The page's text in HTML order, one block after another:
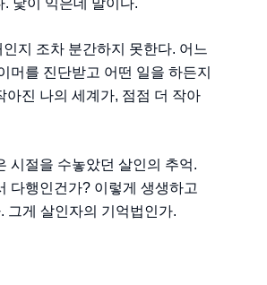
낯이 익은데 말이다.
지 조차 분간하지 못한다. 어느
머를 진단받고 어떤 일을 하든지
아진 나의 세계가, 점점 더 작아
시절을 수놓았던 살인의 추억.
다행인건가? 이렇게 생생하고
그게 살인자의 기억법인가.